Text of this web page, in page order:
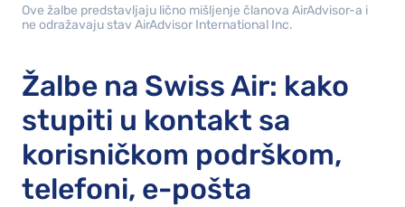
Ove žalbe predstavljaju lično mišljenje članova AirAdvisor-a i
ne odražavaju stav AirAdvisor International Inc.
Žalbe na Swiss Air: kako
stupiti u kontakt sa
korisničkom podrškom,
telefoni, e-pošta